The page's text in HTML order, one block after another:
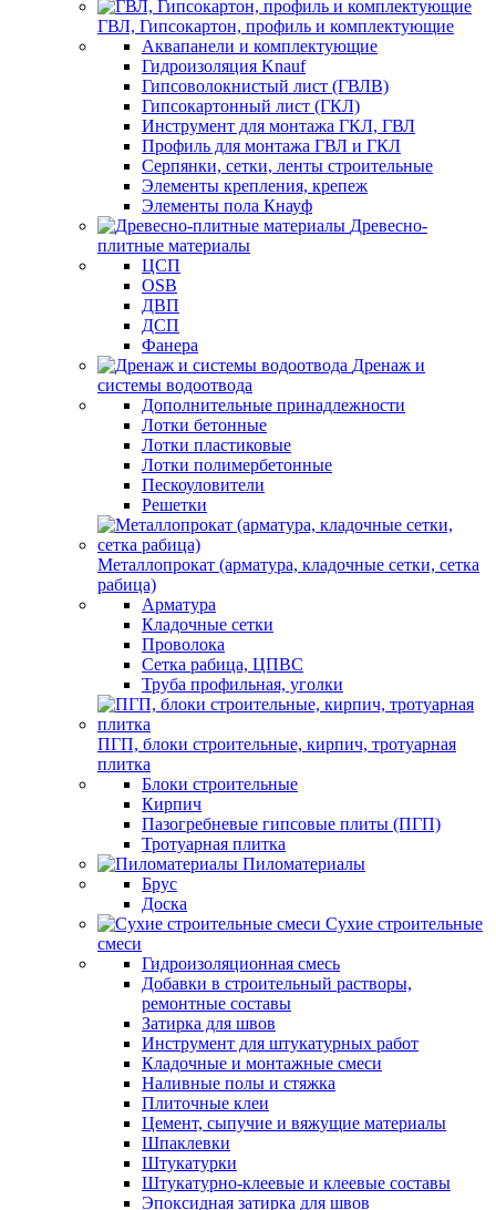
ГВЛ, Гипсокартон, профиль и комплектующие
Аквапанели и комплектующие
Гидроизоляция Knauf
Гипсоволокнистый лист (ГВЛВ)
Гипсокартонный лист (ГКЛ)
Инструмент для монтажа ГКЛ, ГВЛ
Профиль для монтажа ГВЛ и ГКЛ
Серпянки, сетки, ленты строительные
Элементы крепления, крепеж
Элементы пола Кнауф
Древесно-
плитные материалы
ЦСП
OSB
ДВП
ДСП
Фанера
Дренаж и
системы водоотвода
Дополнительные принадлежности
Лотки бетонные
Лотки пластиковые
Лотки полимербетонные
Пескоуловители
Решетки
Металлопрокат (арматура, кладочные сетки, сетка
рабица)
Арматура
Кладочные сетки
Проволока
Сетка рабица, ЦПВС
Труба профильная, уголки
ПГП, блоки строительные, кирпич, тротуарная
плитка
Блоки строительные
Кирпич
Пазогребневые гипсовые плиты (ПГП)
Тротуарная плитка
Пиломатериалы
Брус
Доска
Сухие строительные
смеси
Гидроизоляционная смесь
Добавки в строительный растворы,
ремонтные составы
Затирка для швов
Инструмент для штукатурных работ
Кладочные и монтажные смеси
Наливные полы и стяжка
Плиточные клеи
Цемент, сыпучие и вяжущие материалы
Шпаклевки
Штукатурки
Штукатурно-клеевые и клеевые составы
Эпоксидная затирка для швов